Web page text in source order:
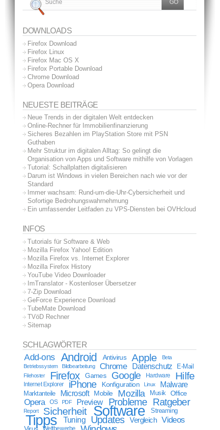
DOWNLOADS
Firefox Download
Firefox Linux
Firefox Mac OS X
Firefox Portable Download
Chrome Download
Opera Download
NEUESTE BEITRÄGE
Neue Trends in der digitalen Welt entdecken
Online-Rechner für Immobilienfinanzierung
Sicheres Bezahlen im PlayStation Store mit PSN
Guthaben
Mehr Struktur im digitalen Alltag: So gelingt die
Organisation von Apps und Software mithilfe von Vorlagen
Tutorial: Schallplatten digitalisieren
Darum ist Windows in vielen Bereichen nach wie vor der
Standard
Immer wachsam: Rund-um-die-Uhr-Cybersicherheit und
Sofortige Bedrohungswahrnehmung
Ein umfassender Leitfaden zu VPS-Diensten bei OVHcloud
INFOS
Tutorials für Software & Web
Mozilla Firefox Yahoo! Edition
Mozilla Firefox vs. Internet Explorer
Mozilla Firefox History
YouTube Video Downloader
ImTranslator - Kostenloser Übersetzer
7-Zip Download
GeForce Experience Download
TubeMate Download
TVöD Rechner
Sitemap
SCHLAGWÖRTER
Add-ons Android Antivirus Apple
Beta
Betriebssystem
Bildbearbeitung Chrome Datenschutz E-Mail
Filehoster Firefox Games Google Hardware Hilfe
Internet Explorer iPhone Konfiguration Linux Malware
Marktanteile Microsoft Mobile Mozilla Musik Office
Opera OS PDF Preview Probleme Ratgeber
Report Sicherheit Software Streaming
Tipps Tuning Updates Vergleich Videos
Wettbewerbe